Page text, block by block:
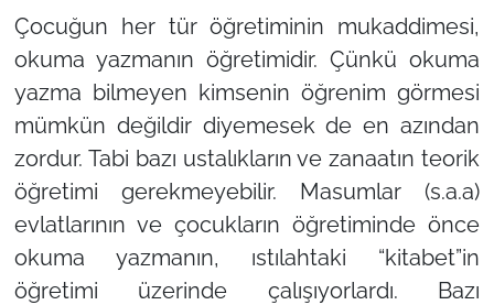
Çocuğun her tür öğretiminin mukaddimesi,
okuma yazmanın öğretimidir. Çünkü okuma
yazma bilmeyen kimsenin öğrenim görmesi
mümkün değildir diyemesek de en azından
zordur. Tabi bazı ustalıkların ve zanaatın teorik
öğretimi gerekmeyebilir. Masumlar (s.a.a)
evlatlarının ve çocukların öğretiminde önce
okuma yazmanın, ıstılahtaki “kitabet”in
öğretimi üzerinde çalışıyorlardı. Bazı